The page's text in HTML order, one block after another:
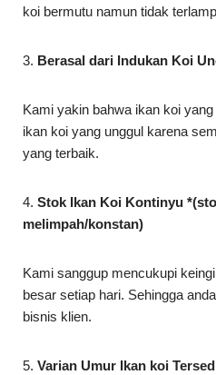
koi bermutu namun tidak
3. Berasal dari Indukan Koi
Kami yakin bahwa ikan koi
ikan koi yang unggul karena
yang terbaik.
4. Stok Ikan Koi Kontinyu
melimpah/konstan)
Kami sanggup mencukupi
besar setiap hari. Sehingga
bisnis klien.
5. Varian Umur Ikan koi